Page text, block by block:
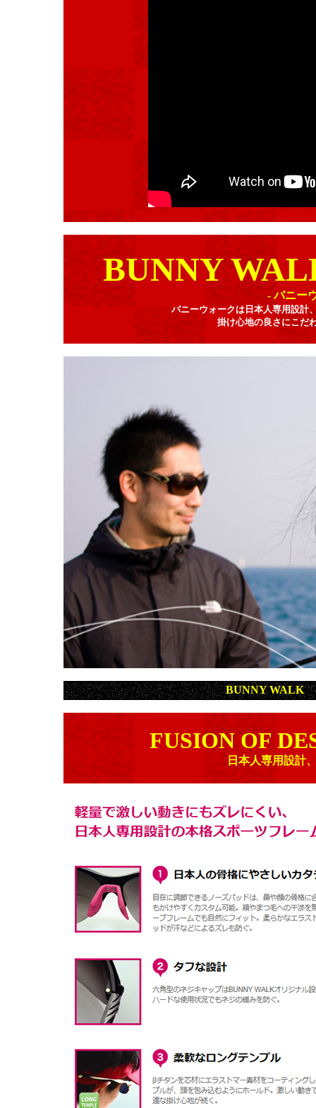
BUNNY
- バニー
バニーウォークは日本人専用設計
掛け心地の良さにこだ
BUNNY WALK -
FUSION OF
日本人専用設計